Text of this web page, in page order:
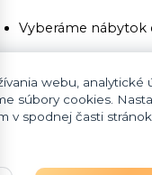
Vyberáme nábytok
Na toto si pri
webu, analytické
súbory cookies.
v spodnej časti